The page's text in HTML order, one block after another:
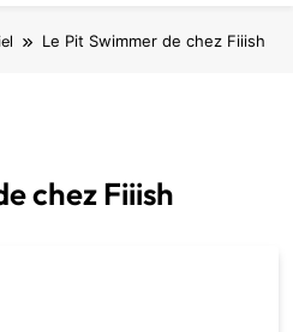
Le Pit Swimmer de chez Fiiish
chez Fiiish